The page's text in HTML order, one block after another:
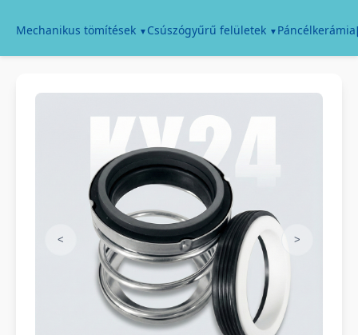
Mechanikus tömítések Csúszógyűrű felületek Páncélkerámia
< >